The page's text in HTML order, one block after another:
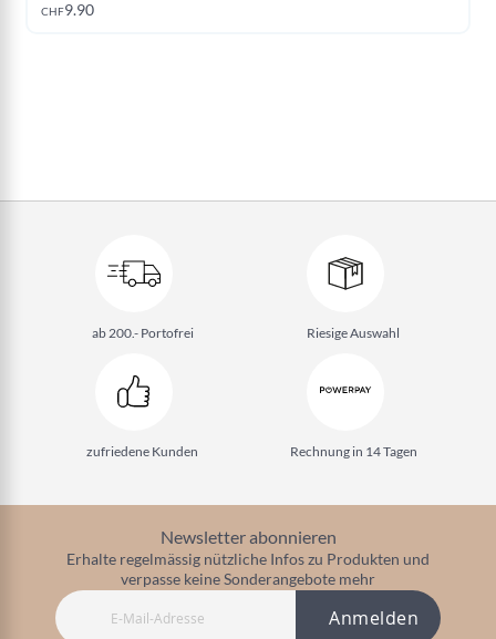
CHF9.90
ab 200.- Portofrei Riesige Auswahl
zufriedene Kunden Rechnung in 14 Tagen
Newsletter abonnieren
Erhalte regelmässig nützliche Infos zu Produkten und
verpasse keine Sonderangebote mehr
Anmelden